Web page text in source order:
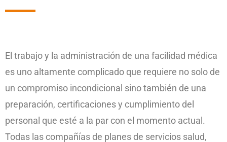
El trabajo y la administración de una facilidad médica
es uno altamente complicado que requiere no solo de
un compromiso incondicional sino también de una
preparación, certificaciones y cumplimiento del
personal que esté a la par con el momento actual.
Todas las compañías de planes de servicios salud,